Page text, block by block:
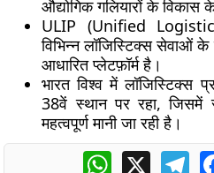
औद्योगिक गलियारों के
ULIP (Unified
विभिन्न लॉजिस्टिक्स सेवाओं
आधारित प्लेटफ़ॉर्म है।
भारत विश्व में लॉजिस्टिक्स
38वें स्थान पर रहा,
महत्वपूर्ण मानी जा रही है।
WhatsApp
X